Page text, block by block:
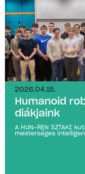
2026.04.15.
Humanoid
diákjaink
A HUN-REN SZTAKI
mesterséges